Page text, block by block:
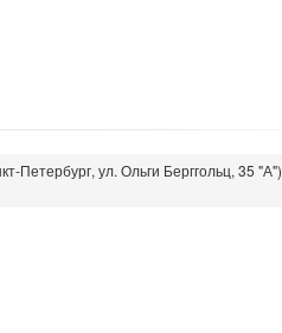
Петербург, ул. Ольги Берггольц, 35 "А")